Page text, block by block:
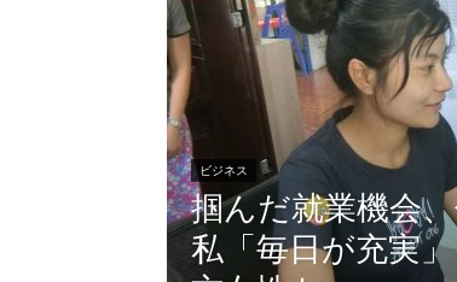
ビジネス
掴んだ就業機会
私「毎日が充実